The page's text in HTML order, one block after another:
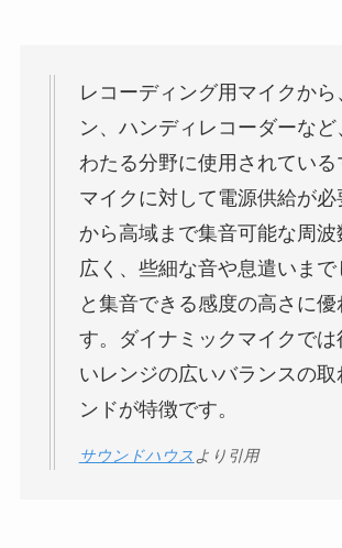
レコーディング用マイクから
ン、ハンディレコーダーなど
わたる分野に使用されている
マイクに対して電源供給が必
から高域まで集音可能な周波
広く、些細な音や息遣いまで
と集音できる感度の高さに優
す。ダイナミックマイクでは
いレンジの広いバランスの取
ンドが特徴です。
サウンドハウス より引用